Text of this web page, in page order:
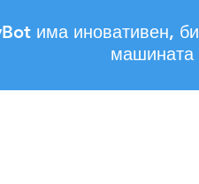
има иновативен,
машината